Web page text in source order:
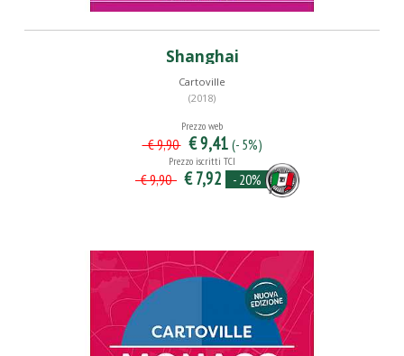
Shanghai
Cartoville
(2018)
Prezzo web
€ 9,90 € 9,41 (- 5%)
Prezzo iscritti TCI
€ 9,90 € 7,92 - 20%